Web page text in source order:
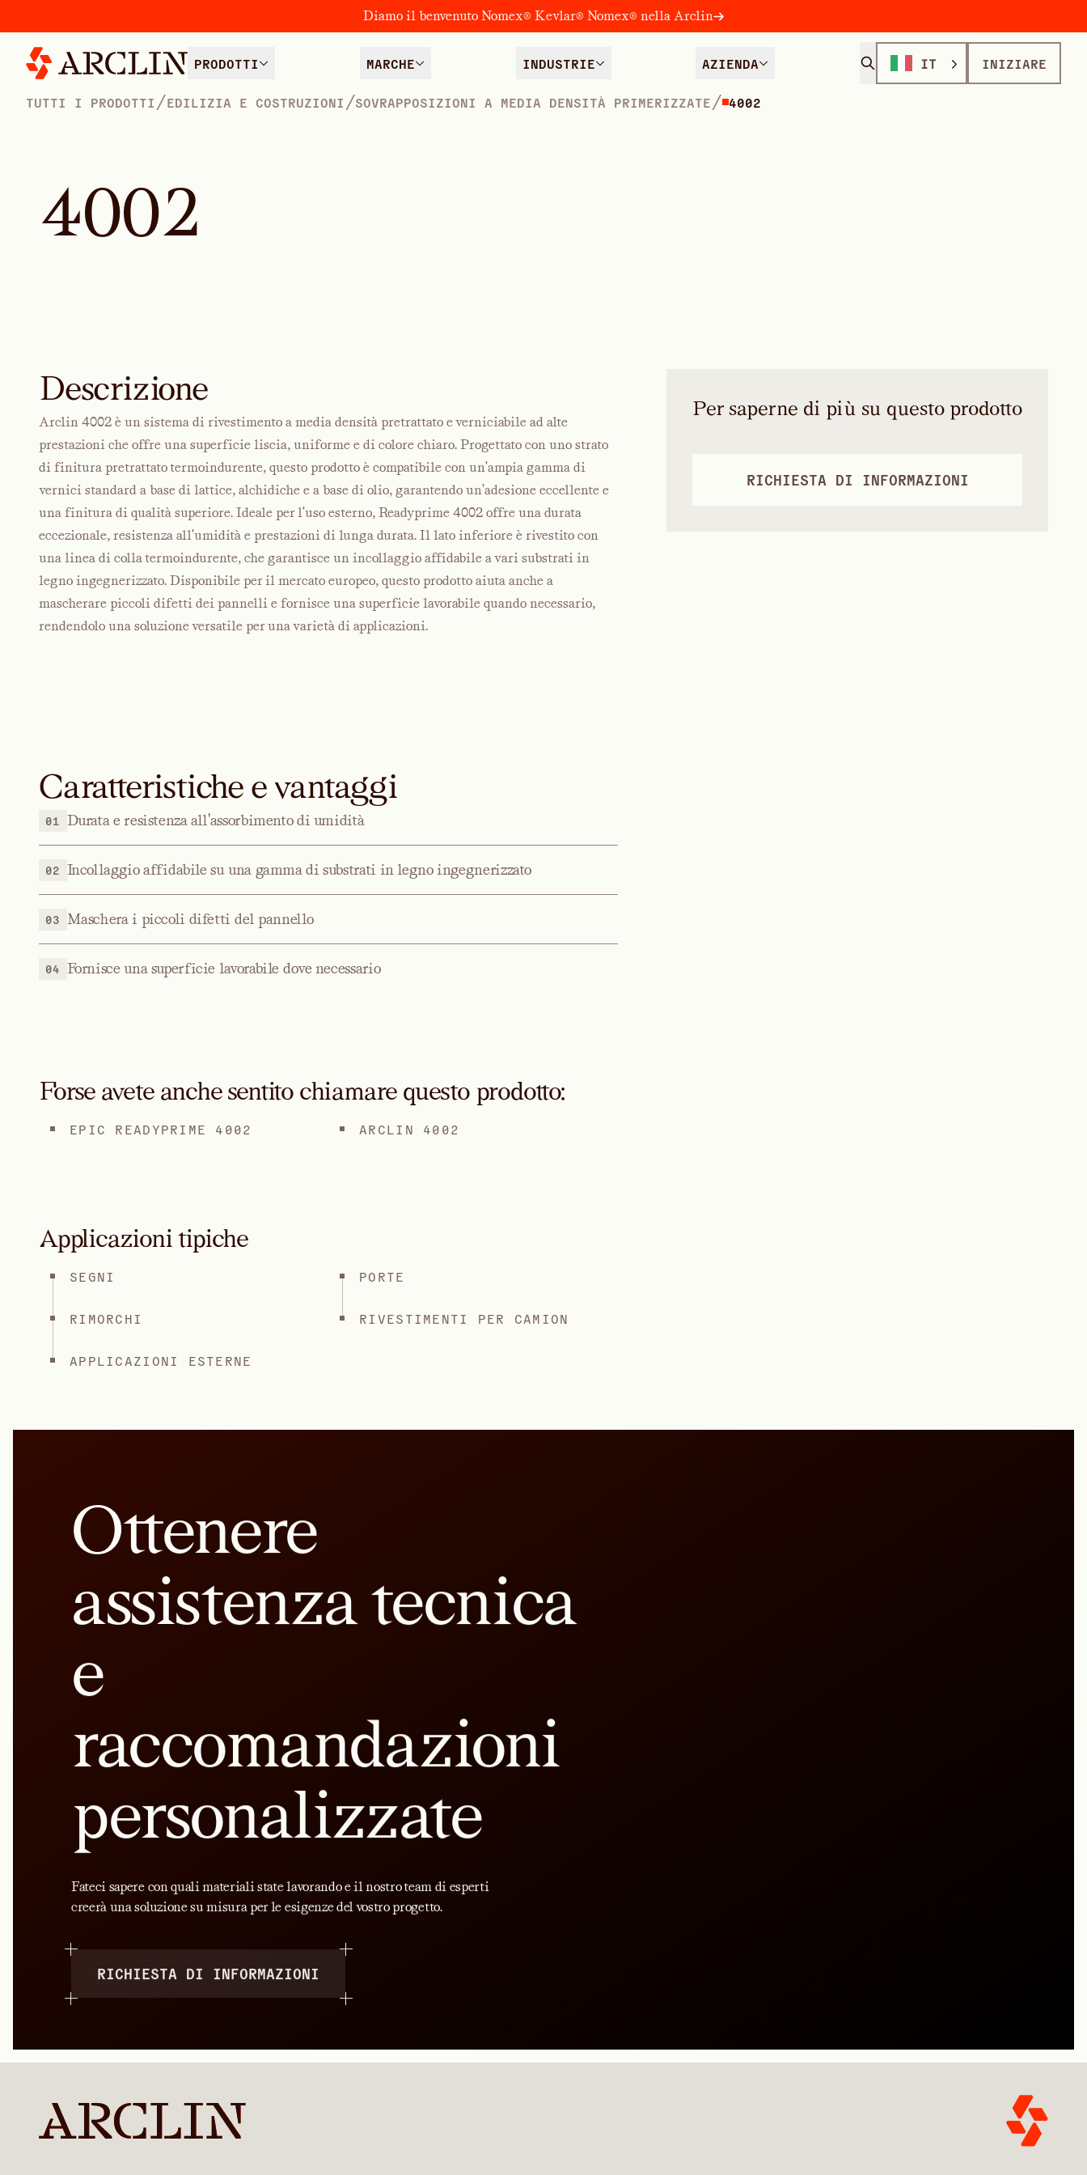
Diamo il benvenuto Nomex® Kevlar® Nomex® nella Arclin
PRODOTTI MARCHE INDUSTRIE AZIENDA IT INIZIARE
TUTTI I PRODOTTI /EDILIZIA E COSTRUZIONI /SOVRAPPOSIZIONI A MEDIA DENSITÀ PRIMERIZZATE / 4002
4002
Descrizione
Arclin 4002 è un sistema di rivestimento a media densità pretrattato e verniciabile ad alte
prestazioni che offre una superficie liscia, uniforme e di colore chiaro. Progettato con uno strato
di finitura pretrattato termoindurente, questo prodotto è compatibile con un'ampia gamma di
vernici standard a base di lattice, alchidiche e a base di olio, garantendo un'adesione eccellente e
una finitura di qualità superiore. Ideale per l'uso esterno, Readyprime 4002 offre una durata
eccezionale, resistenza all'umidità e prestazioni di lunga durata. Il lato inferiore è rivestito con
una linea di colla termoindurente, che garantisce un incollaggio affidabile a vari substrati in
legno ingegnerizzato. Disponibile per il mercato europeo, questo prodotto aiuta anche a
mascherare piccoli difetti dei pannelli e fornisce una superficie lavorabile quando necessario,
rendendolo una soluzione versatile per una varietà di applicazioni.
Caratteristiche e vantaggi
01 Durata e resistenza all'assorbimento di umidità
02 Incollaggio affidabile su una gamma di substrati in legno ingegnerizzato
03 Maschera i piccoli difetti del pannello
04 Fornisce una superficie lavorabile dove necessario
Forse avete anche sentito chiamare questo prodotto:
EPIC READYPRIME 4002 ARCLIN 4002
Applicazioni tipiche
SEGNI PORTE
RIMORCHI RIVESTIMENTI PER CAMION
APPLICAZIONI ESTERNE
Per saperne di più su questo prodotto
RICHIESTA DI INFORMAZIONI
Ottenere
assistenza tecnica
e
raccomandazioni
personalizzate
Fateci sapere con quali materiali state lavorando e il nostro team di esperti
creerà una soluzione su misura per le esigenze del vostro progetto.
RICHIESTA DI INFORMAZIONI